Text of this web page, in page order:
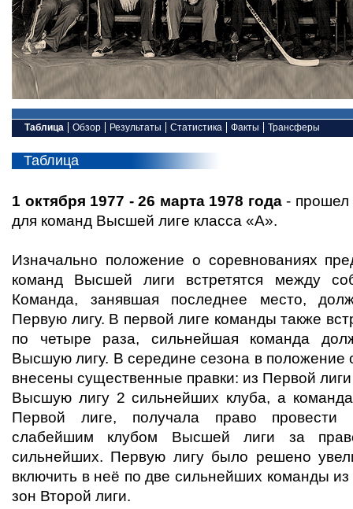
Таблица
Таблица
1 октября 1977 - 26 марта 1978 года- прошел
для команд Высшей лиге класса «А».
Изначально положение о соревнованиях
команд Высшей лиги встретятся между
Команда, занявшая последнее место,
Первую лигу. В первой лиге команды также
по четыре раза, сильнейшая команда
Высшую лигу. В середине сезона в положение
внесены существенные правки: из Первой
Высшую лигу 2 сильнейших клуба, а
Первой лиге, получала право
слабейшим клубом Высшей лиги за
сильнейших. Первую лигу было решено
включить в неё по две сильнейших команды
зон Второй лиги.
Обзор Результаты Статистика Факты Трансферы